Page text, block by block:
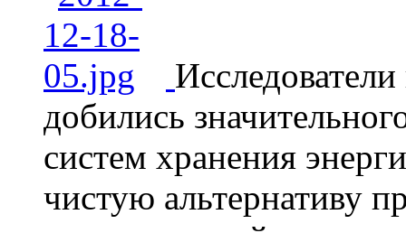
добились
систем хранения
чистую альтернативу